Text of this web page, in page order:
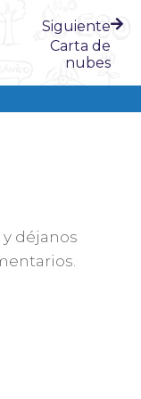
Siguiente
Carta de
nubes
déjanos